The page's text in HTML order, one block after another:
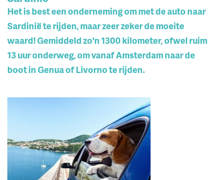
Het is best een onderneming om met de auto naar
Sardinië te rijden, maar zeer zeker de moeite
waard! Gemiddeld zo'n 1300 kilometer, ofwel ruim
13 uur onderweg, om vanaf Amsterdam naar de
boot in Genua of Livorno te rijden.